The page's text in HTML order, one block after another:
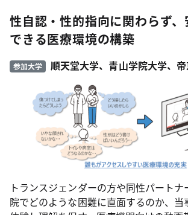
性自認・性的指向に関わらず
できる医療環境の構築
参加大学 順天堂大学、青山学院大学、
トランスジェンダーの方や同性パート
院でどのような困難に直面するのか、当